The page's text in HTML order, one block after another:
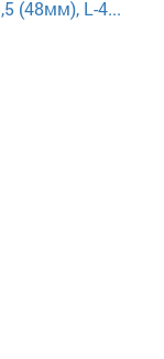
(48мм), L-4...